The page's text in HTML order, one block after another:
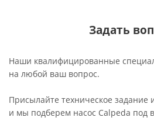
Задать
Наши квалифицированные
на любой ваш вопрос.
Присылайте техническое
и мы подберем насос Calpeda под